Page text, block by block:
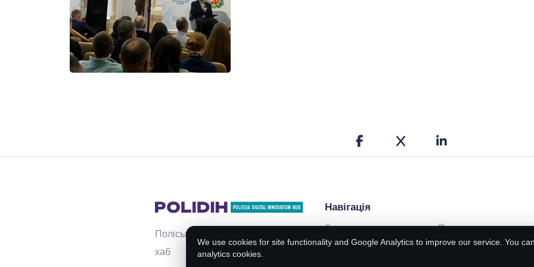
We use cookies for site functionality and Google Analytics to improve our service. You
analytics cookies.
Поліський інноваційний цифровий
хаб
Навігація
Головна
Контакти
Про нас
Сервіси